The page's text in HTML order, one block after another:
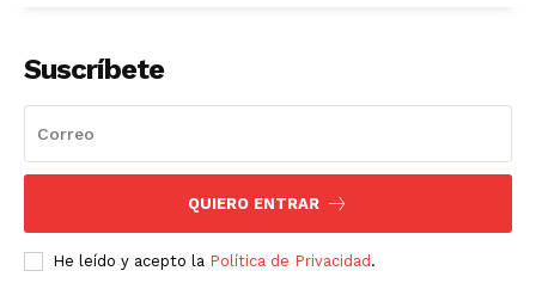
Suscríbete
QUIERO ENTRAR
He leído y acepto la Política de Privacidad .